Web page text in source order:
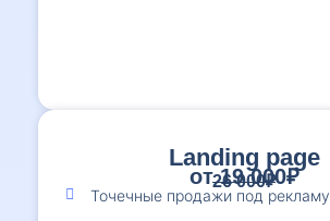
Landing page
от 19 000₽
26 000₽
Точечные продажи под рекламу